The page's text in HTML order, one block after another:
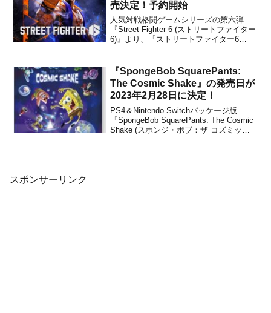
売決定！予約開始
人気対戦格闘ゲームシリーズの第六弾
『Street Fighter 6 (ストリートファイター
6)』より、『ストリートファイター6
『ストリートファイター6』のamiiboカー
ドの第2弾が登場！N...
『SpongeBob SquarePants:
The Cosmic Shake』の発売日が
2023年2月28日に決定！
PS4＆Nintendo Switchパッケージ版
『SpongeBob SquarePants: The Cosmic
Shake (スポンジ・ボブ：ザ コズミック
スポンサーリンク